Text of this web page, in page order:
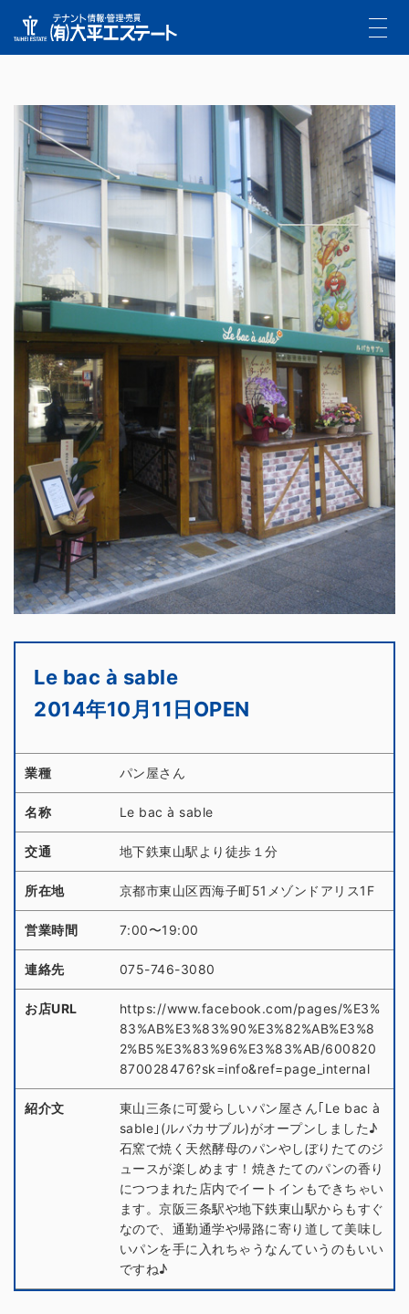
Le bac à sable
2014年10月11日OPEN
業種 パン屋さん
名称 Le bac à sable
交通 地下鉄東山駅より徒歩１分
所在地 京都市東山区西海子町51メゾンドアリス1F
営業時間 7:00〜19:00
連絡先 075-746-3080
お店URL
https://www.facebook.com/pages/%E3%
83%AB%E3%83%90%E3%82%AB%E3%8
2%B5%E3%83%96%E3%83%AB/600820
870028476?sk=info&ref=page_internal
紹介文
東山三条に可愛らしいパン屋さん｢Le bac à
sable｣(ルバカサブル)がオープンしました♪
石窯で焼く天然酵母のパンやしぼりたてのジ
ュースが楽しめます！焼きたてのパンの香り
につつまれた店内でイートインもできちゃい
ます。京阪三条駅や地下鉄東山駅からもすぐ
なので、通勤通学や帰路に寄り道して美味し
いパンを手に入れちゃうなんていうのもいい
ですね♪